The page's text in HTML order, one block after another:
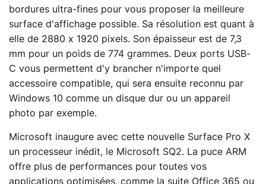
bordures ultra-fines pour vous proposer la meilleure
surface d'affichage possible. Sa résolution est quant à
elle de 2880 x 1920 pixels. Son épaisseur est de 7,3
mm pour un poids de 774 grammes. Deux ports USB-
C vous permettent d'y brancher n'importe quel
accessoire compatible, qui sera ensuite reconnu par
Windows 10 comme un disque dur ou un appareil
photo par exemple.
Microsoft inaugure avec cette nouvelle Surface Pro X
un processeur inédit, le Microsoft SQ2. La puce ARM
offre plus de performances pour toutes vos
applications optimisées, comme la suite Office 365 ou